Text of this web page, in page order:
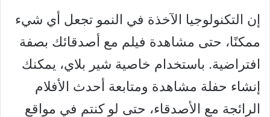
إن التكنولوجيا الآخذة في النمو تجعل أي شيء
ممكنًا، حتى مشاهدة فيلم مع أصدقائك بصفة
افتراضية. باستخدام خاصية شير بلاي، يمكنك
إنشاء حفلة مشاهدة ومتابعة أحدث الأفلام
الرائجة مع الأصدقاء، حتى لو كنتم في مواقع